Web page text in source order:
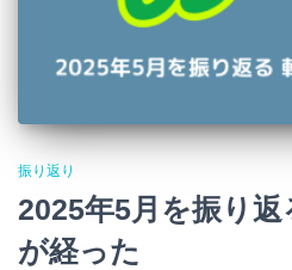
振り返り
2025年5月を振り
が経った